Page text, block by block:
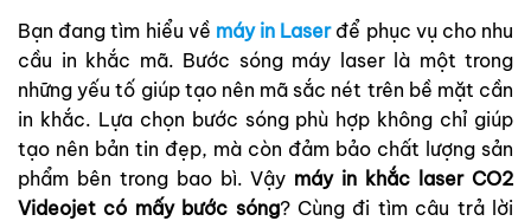
Bạn đang tìm hiểu về máy in Laserđể phục vụ cho nhu
cầu in khắc mã. Bước sóng máy laser là một trong
những yếu tố giúp tạo nên mã sắc nét trên bề mặt cần
in khắc. Lựa chọn bước sóng phù hợp không chỉ giúp
tạo nên bản tin đẹp, mà còn đảm bảo chất lượng sản
phẩm bên trong bao bì. Vậy máy in khắc laser CO2
Videojet có mấy bước sóng? Cùng đi tìm câu trả lời